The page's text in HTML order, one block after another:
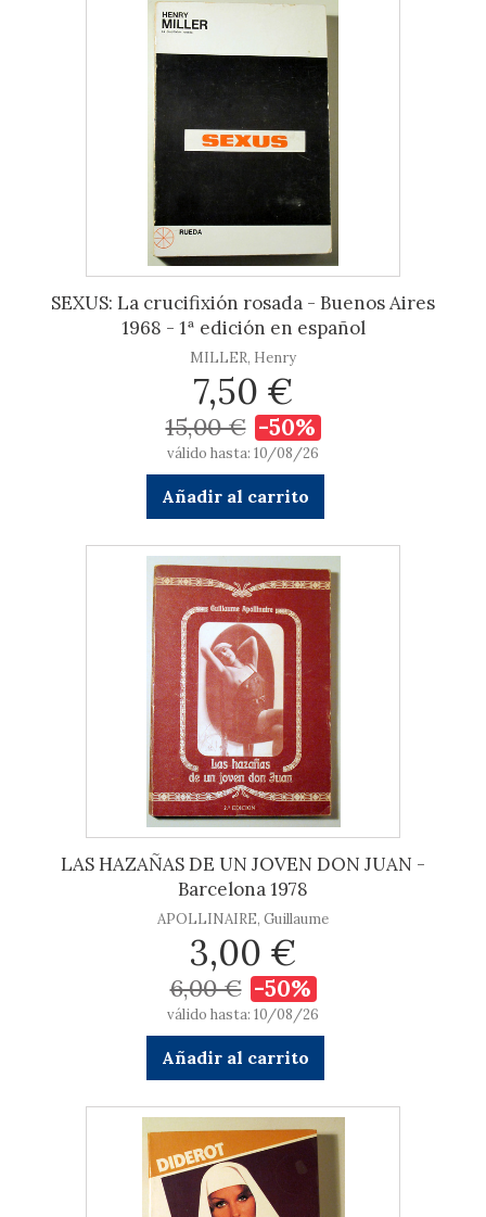
SEXUS: La crucifixión rosada - Buenos Aires
1968 - 1ª edición en español
MILLER, Henry
7,50 €
15,00 € -50%
válido hasta: 10/08/26
Añadir al carrito
LAS HAZAÑAS DE UN JOVEN DON JUAN -
Barcelona 1978
APOLLINAIRE, Guillaume
3,00 €
6,00 € -50%
válido hasta: 10/08/26
Añadir al carrito